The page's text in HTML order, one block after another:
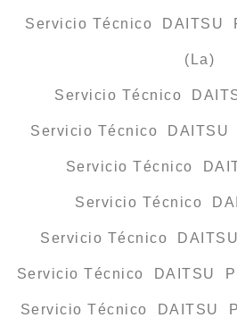
Servicio Técnico DAITSU
(La)
Servicio Técnico
Servicio Técnico DAITSU
Servicio Técnico
Servicio Técnico
Servicio Técnico
Servicio Técnico DAITSU
Servicio Técnico DAITSU